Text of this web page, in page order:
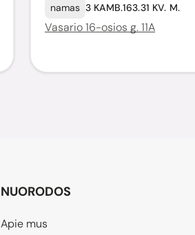
namas 3 KAMB.163.31 KV. M.
Vasario 16-osios g. 11A
NUORODOS
Apie mus